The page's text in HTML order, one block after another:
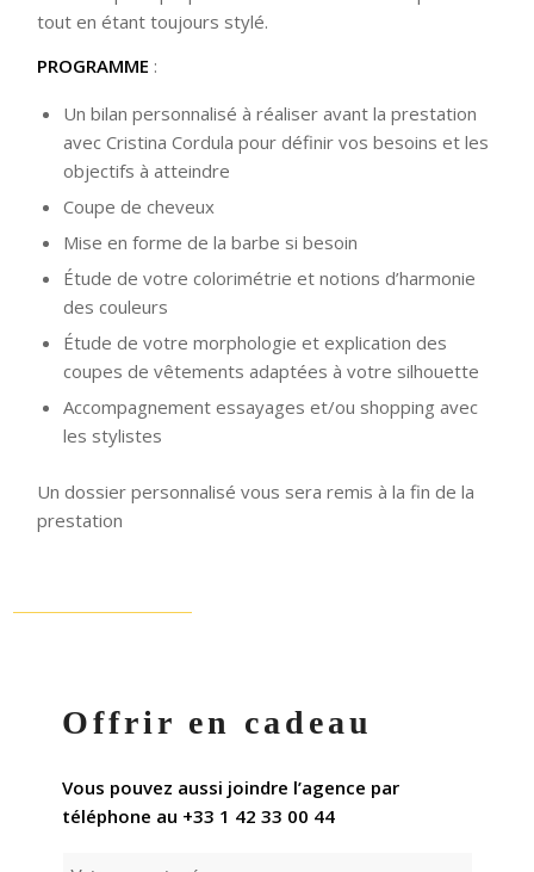
tout en étant toujours stylé.
PROGRAMME :
Un bilan personnalisé à réaliser avant la prestation
avec Cristina Cordula pour définir vos besoins et les
objectifs à atteindre
Coupe de cheveux
Mise en forme de la barbe si besoin
Étude de votre colorimétrie et notions d’harmonie
des couleurs
Étude de votre morphologie et explication des
coupes de vêtements adaptées à votre silhouette
Accompagnement essayages et/ou shopping avec
les stylistes
Un dossier personnalisé vous sera remis à la fin de la
prestation
Offrir en cadeau
Vous pouvez aussi joindre l’agence par
téléphone au +33 1 42 33 00 44